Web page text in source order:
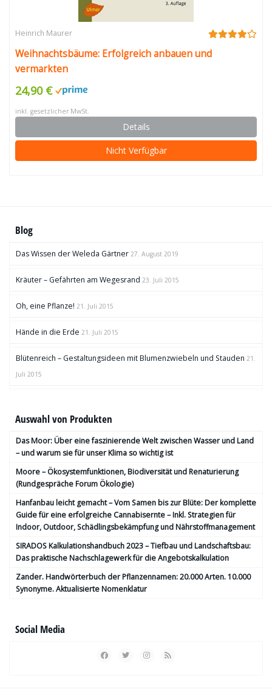
Heinrich Maurer
Weihnachtsbäume: Erfolgreich anbauen und
vermarkten
24,90 €
inkl. gesetzlicher MwSt.
Details
Nicht Verfügbar
Blog
Das Wissen der Weleda Gärtner 27. August 2019
Kräuter – Gefährten am Wegesrand 23. Juli 2015
Oh, eine Pflanze! 21. Juli 2015
Hände in die Erde 21. Juli 2015
Blütenreich – Gestaltungsideen mit Blumenzwiebeln und Stauden 21.
Juli 2015
Auswahl von Produkten
Das Moor: Über eine faszinierende Welt zwischen Wasser und Land
– und warum sie für unser Klima so wichtig ist
Moore – Ökosystemfunktionen, Bio­diversität und Renaturierung
(Rundgespräche Forum Ökologie)
Hanfanbau leicht gemacht – Vom Samen bis zur Blüte: Der komplette
Guide für eine erfolgreiche Cannabisernte – Inkl. Strategien für
Indoor, Outdoor, Schädlingsbekämpfung und Nährstoffmanagement
SIRADOS Kalkulationshandbuch 2023 – Tiefbau und Landschaftsbau:
Das praktische Nachschlagewerk für die Angebotskalkulation
Zander. Handwörterbuch der Pflanzennamen: 20.000 Arten. 10.000
Synonyme. Aktualisierte Nomenklatur
Social Media